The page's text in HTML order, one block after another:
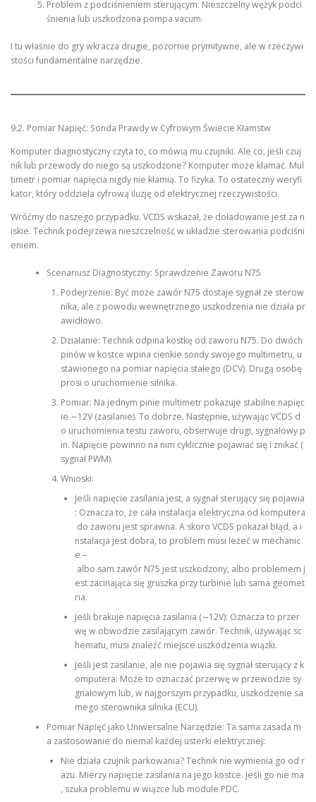
Problem z podciśnieniem sterującym: Nieszczelny wężyk podci
śnienia lub uszkodzona pompa vacum.
I tu właśnie do gry wkracza drugie, pozornie prymitywne, ale w rzeczywi
stości fundamentalne narzędzie.
9.2. Pomiar Napięć: Sonda Prawdy w Cyfrowym Świecie Kłamstw
Komputer diagnostyczny czyta to, co mówią mu czujniki. Ale co, jeśli czuj
nik lub przewody do niego są uszkodzone? Komputer może kłamać. Mul
timetr i pomiar napięcia nigdy nie kłamią. To fizyka. To ostateczny weryfi
kator, który oddziela cyfrową iluzję od elektrycznej rzeczywistości.
Wróćmy do naszego przypadku. VCDS wskazał, że doładowanie jest za n
iskie. Technik podejrzewa nieszczelność w układzie sterowania podciśni
eniem.
Scenariusz Diagnostyczny: Sprawdzenie Zaworu N75
Podejrzenie: Być może zawór N75 dostaje sygnał ze sterow
nika, ale z powodu wewnętrznego uszkodzenia nie działa pr
awidłowo.
Działanie: Technik odpina kostkę od zaworu N75. Do dwóch
pinów w kostce wpina cienkie sondy swojego multimetru, u
stawionego na pomiar napięcia stałego (DCV). Drugą osobę
prosi o uruchomienie silnika.
Pomiar: Na jednym pinie multimetr pokazuje stabilne napięc
ie ∼12V (zasilanie). To dobrze. Następnie, używając VCDS d
o uruchomienia testu zaworu, obserwuje drugi, sygnałowy p
in. Napięcie powinno na nim cyklicznie pojawiać się i znikać (
sygnał PWM).
Wnioski:
Jeśli napięcie zasilania jest, a sygnał sterujący się pojawia
: Oznacza to, że cała instalacja elektryczna od komputera
do zaworu jest sprawna. A skoro VCDS pokazał błąd, a i
nstalacja jest dobra, to problem musi leżeć w mechanic
e –
albo sam zawór N75 jest uszkodzony, albo problemem j
est zacinająca się gruszka przy turbinie lub sama geomet
ria.
Jeśli brakuje napięcia zasilania (∼12V): Oznacza to przer
wę w obwodzie zasilającym zawór. Technik, używając sc
hematu, musi znaleźć miejsce uszkodzenia wiązki.
Jeśli jest zasilanie, ale nie pojawia się sygnał sterujący z k
omputera: Może to oznaczać przerwę w przewodzie sy
gnałowym lub, w najgorszym przypadku, uszkodzenie sa
mego sterownika silnika (ECU).
Pomiar Napięć jako Uniwersalne Narzędzie: Ta sama zasada m
a zastosowanie do niemal każdej usterki elektrycznej:
Nie działa czujnik parkowania? Technik nie wymienia go od r
azu. Mierzy napięcie zasilania na jego kostce. Jeśli go nie ma
, szuka problemu w wiązce lub module PDC.